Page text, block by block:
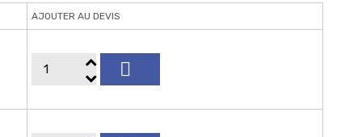
AJOUTER AU DEVIS
